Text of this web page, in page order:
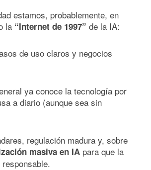
estamos, probablemente, en
la “Internet de 1997” de la IA:
de uso claros y negocios
ya conoce la tecnología por
a diario (aunque sea sin
regulación madura y, sobre
masiva en IA para que la